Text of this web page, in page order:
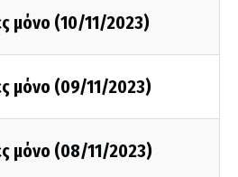
μόνο (10/11/2023)
μόνο (09/11/2023)
μόνο (08/11/2023)